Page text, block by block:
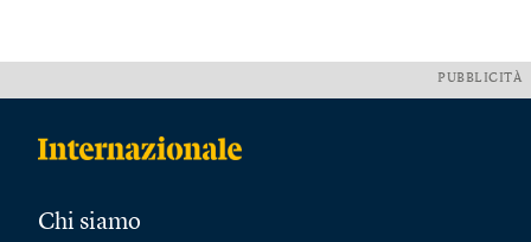
PUBBLICITÀ
Chi siamo